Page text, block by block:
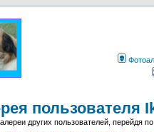
пользователя
других пользователей, перейдя